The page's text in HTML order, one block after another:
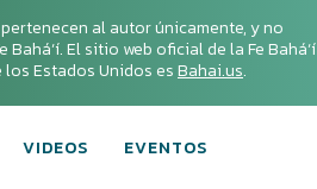
al autor únicamente, y no
El sitio web oficial de la Fe Bahá‘í
Estados Unidos esBahai.us.
VIDEOS EVENTOS